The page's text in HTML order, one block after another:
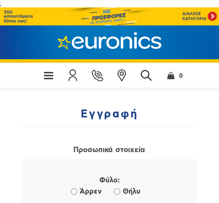
;
0
Εγγραφή
Προσωπικά στοιχεία
Φύλο:
Άρρεν
Θήλυ